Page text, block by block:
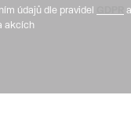
údajů dle pravidel
akcích